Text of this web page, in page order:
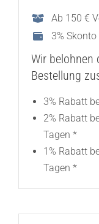
Ab 150 €
3%
Wir belohnen
Bestellung
3% Rabatt
2% Rabatt
Tagen *
1% Rabatt
Tagen *